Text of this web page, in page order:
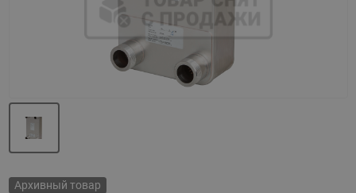
Архивный товар